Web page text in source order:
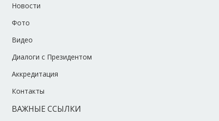
Новости
Фото
Видео
Диалоги с Президентом
Аккредитация
Контакты
ВАЖНЫЕ ССЫЛКИ